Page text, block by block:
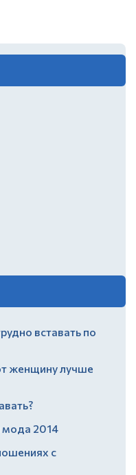
вставать по
женщину лучше
мода 2014
с